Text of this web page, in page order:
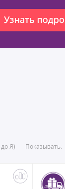
Я) Показывать: